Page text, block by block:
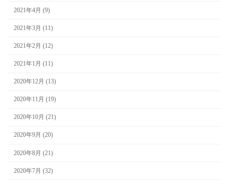
2021年4月 (9)
2021年3月 (11)
2021年2月 (12)
2021年1月 (11)
2020年12月 (13)
2020年11月 (19)
2020年10月 (21)
2020年9月 (20)
2020年8月 (21)
2020年7月 (32)